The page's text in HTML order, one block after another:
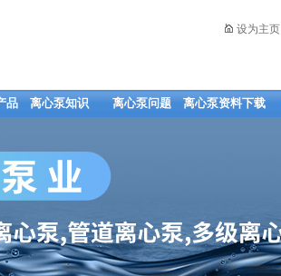
设为主页
品 离心泵知识 离心泵问题 离心泵资料下载